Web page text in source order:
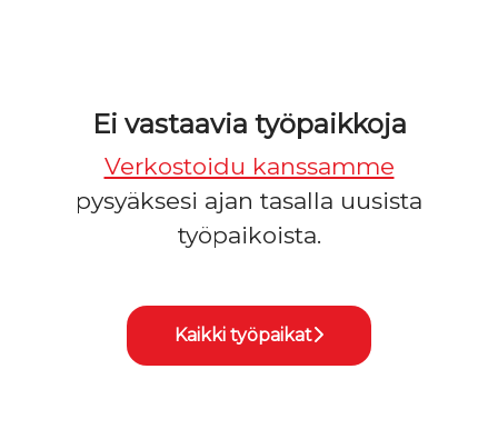
Ei vastaavia työpaikkoja
Verkostoidu kanssamme
pysyäksesi ajan tasalla uusista
työpaikoista.
Kaikki työpaikat